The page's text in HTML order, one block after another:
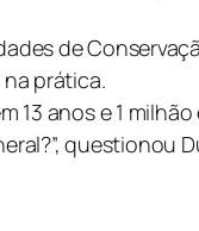
de
prática.
anos e 1
questionou